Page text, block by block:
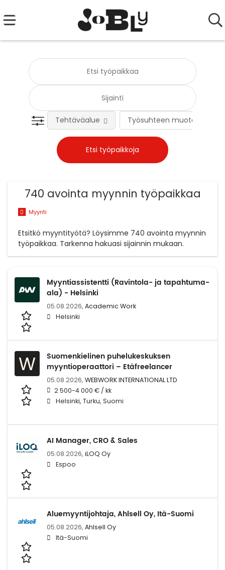
Työsuhteen muoto
Tehtäväalue
740 avointa myynnin työpaikkaa
Myynti
Etsitkö myyntityötä? Löysimme 740 avointa myynnin
työpaikkaa. Tarkenna hakuasi sijainnin mukaan.
Myyntiassistentti (Ravintola- ja tapahtuma-
ala) - Helsinki
05.08.2026, Academic Work
Helsinki
W
Suomenkielinen puhelukeskuksen
myyntioperaattori – Etäfreelancer
05.08.2026, WEBWORK INTERNATIONAL LTD
2 500-4 000 € / kk
Helsinki, Turku, Suomi
AI Manager, CRO & Sales
05.08.2026, iLOQ Oy
Espoo
Aluemyyntijohtaja, Ahlsell Oy, Itä-Suomi
05.08.2026, Ahlsell Oy
Itä-Suomi